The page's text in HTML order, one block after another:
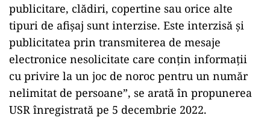
publicitare, clădiri, copertine sau orice alte
tipuri de afișaj sunt interzise. Este interzisă și
publicitatea prin transmiterea de mesaje
electronice nesolicitate care conțin informații
cu privire la un joc de noroc pentru un număr
nelimitat de persoane”, se arată în propunerea
USR înregistrată pe 5 decembrie 2022.